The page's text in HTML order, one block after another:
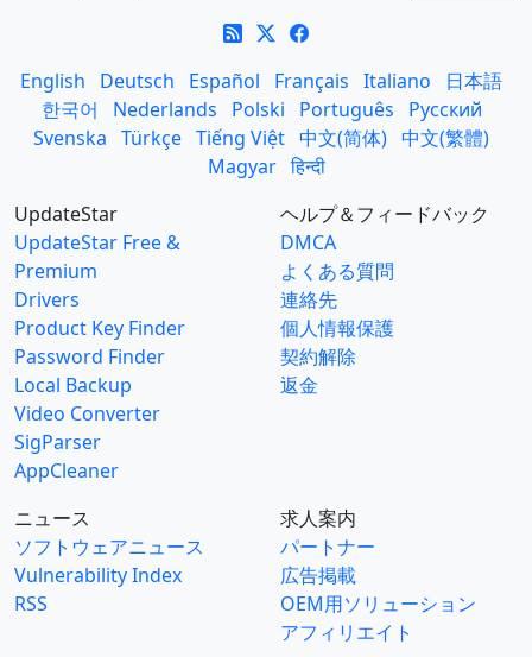
English Deutsch Español Français Italiano
日本語
한국어
Nederlands Polski Português
Русский
Svenska Türkçe Tiếng Việt 中文(简体) 中文(繁體)
Magyar हिन्दी
UpdateStar
UpdateStar Free &
Premium
Drivers
Product Key Finder
Password Finder
Local Backup
Video Converter
SigParser
AppCleaner
ヘルプ＆フィードバック
DMCA
よくある質問
連絡先
個人情報保護
契約解除
返金
ニュース
ソフトウェアニュース
Vulnerability Index
RSS
求人案内
パートナー
広告掲載
OEM用ソリューション
アフィリエイト